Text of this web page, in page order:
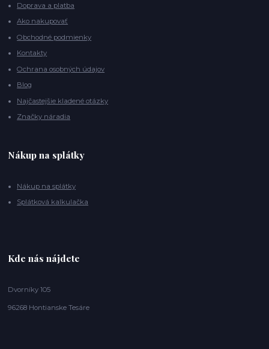
Doprava a platba
Ako nakupovať
Obchodné podmienky
Kontakty
Ochrana osobných údajov
Blog
Najčastejšie kladené otázky
Značky náradia
Nákup na splátky
Nákup na splátky
Splátková kalkulačka
Kde nás nájdete
Dvorníky 105
96268 Hontianske Tesáre